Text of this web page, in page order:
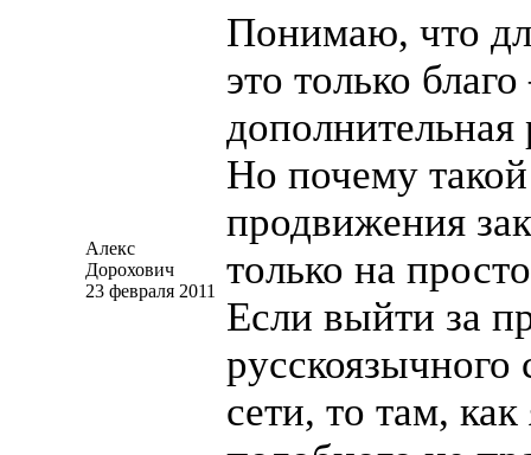
Алекс
Дорохович
23 февраля 2011
Понимаю, что
это только
дополнительная
Но почему
продвижения
только на
Если выйти за
русскоязычного
сети, то там,